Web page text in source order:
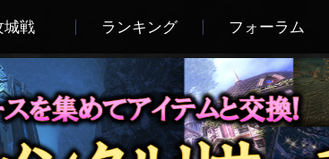
城戦 ランキング フォーラム